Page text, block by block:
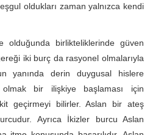
oldukları zaman yalnızca kendi
olduğunda birlikteliklerinde güven
iki burç da rasyonel olmalarıyla
yanında derin duygusal hislere
bir ilişkiye başlaması için
geçirmeyi bilirler. Aslan bir ateş
Ayrıca İkizler burcu Aslan